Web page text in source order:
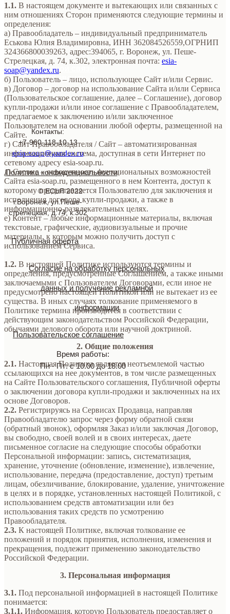
ФОРМА ОБРАТНОЙ СВЯЗИ:
ОБРАТНЫЙ ЗВОНОК
Контакты:
+7-960-118-10-13
esia-soap@yandex.ru
Политика конфиденциальности
© ЕСЬЯ 2022
г.Воронеж, ул.Пеше-
стрелецкая, д.74, к.302
Публичная оферта
Согласие на обработку персональных
данных и получение рекламной
информации
Пользовательское соглашение
Время работы:
Пн - Пт: с 10.00 до 18.00
1.1. В настоящем документе и вытекающих или связанных с
ним отношениях Сторон применяются следующие термины и
определения:
а) Правообладатель – индивидуальный предприниматель
Еськова Юлия Владимировна, ИНН 362084526559,ОГРНИП
324366800039263, адрес:394065, г. Воронеж, ул. Пеше-
Стрелецкая, д. 74, к.302, электронная почта: esia-
soap@yandex.ru.
б) Пользователь – лицо, использующее Сайт и/или Сервис.
в) Договор – договор на использование Сайта и/или Сервиса
(Пользовательское соглашение, далее – Соглашение), договор
купли-продажи и/или иное соглашение с Правообладателем,
предлагаемое к заключению и/или заключенное
Пользователем на основании любой оферты, размещенной на
Сайте.
г) Сайт Правообладателя / Сайт – автоматизированная
информационная система, доступная в сети Интернет по
сетевому адресу esia-soap.ru.
д) Сервис – совокупность функциональных возможностей
Сайта esia-soap.ru, размещенного в нем Контента, доступ к
которому предоставляется Пользователю для заключения и
исполнения договора купли-продажи, а также в
информационно-развлекательных целях.
е) Контент – любые информационные материалы, включая
текстовые, графические, аудиовизуальные и прочие
материалы, к которым можно получить доступ с
использованием Сервиса.
1.2. В настоящей Политике используются термины и
определения, предусмотренные Соглашением, а также иными
заключаемыми с Пользователем Договорами, если иное не
предусмотрено настоящей Политикой или не вытекает из ее
существа. В иных случаях толкование применяемого в
Политике термина производится в соответствии с
действующим законодательством Российской Федерации,
обычаями делового оборота или научной доктриной.
2. Общие положения
2.1. Настоящая Политика является неотъемлемой частью
ссылающихся на нее документов, в том числе размещенных
на Сайте Пользовательского соглашения, Публичной оферты
о заключении договора купли-продажи и заключенных на их
основе Договоров.
2.2. Регистрируясь на Сервисах Продавца, направляя
Правообладателю запрос через форму обратной связи
(обратный звонок), оформляя Заказ и/или заключая Договор,
вы свободно, своей волей и в своих интересах, даете
письменное согласие на следующие способы обработки
Персональной информации: запись, систематизация,
хранение, уточнение (обновление, изменение), извлечение,
использование, передача (предоставление, доступ) третьим
лицам, обезличивание, блокирование, удаление, уничтожение
в целях и в порядке, установленных настоящей Политикой, с
использованием средств автоматизации или без
использования таких средств по усмотрению
Правообладателя.
2.3. К настоящей Политике, включая толкование ее
положений и порядок принятия, исполнения, изменения и
прекращения, подлежит применению законодательство
Российской Федерации.
3. Персональная информация
3.1. Под персональной информацией в настоящей Политике
понимается:
3.1.1. Информация, которую Пользователь предоставляет о